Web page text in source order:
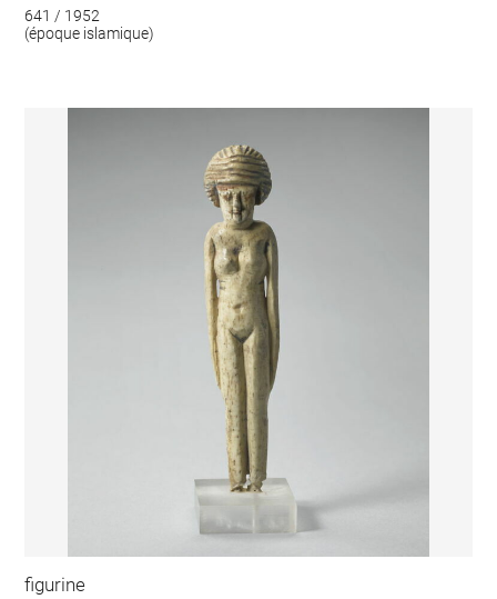
641 / 1952
(époque islamique)
figurine